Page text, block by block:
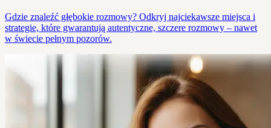
Gdzie znaleźć głębokie rozmowy? Odkryj najciekawsze miejsca i
strategie, które gwarantują autentyczne, szczere rozmowy – nawet
w świecie pełnym pozorów.